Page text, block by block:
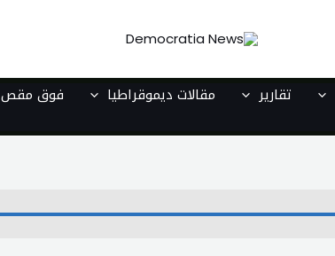
تقارير مقالات ديموقراطيا فوق مقص